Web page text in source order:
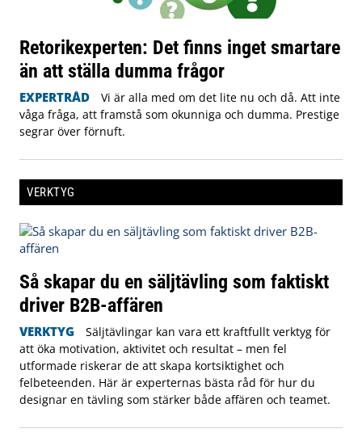
Retorikexperten: Det finns inget smartare
än att ställa dumma frågor
EXPERTRÅD
Vi är alla med om det lite nu och då. Att inte
våga fråga, att framstå som okunniga och dumma. Prestige
segrar över förnuft.
VERKTYG
Så skapar du en säljtävling som faktiskt
driver B2B-affären
VERKTYG
Säljtävlingar kan vara ett kraftfullt verktyg för
att öka motivation, aktivitet och resultat – men fel
utformade riskerar de att skapa kortsiktighet och
felbeteenden. Här är experternas bästa råd för hur du
designar en tävling som stärker både affären och teamet.